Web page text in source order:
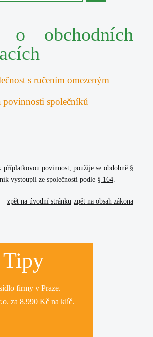
o obchodních
s ručením omezeným
povinnosti společníků
příplatkovou povinnost, použije se obdobně §
vystoupil ze společnosti podle § 164.
zpět na obsah zákona
zpět na úvodní stránku
Tipy
firmy v Praze.
za 8.990 Kč na klíč.